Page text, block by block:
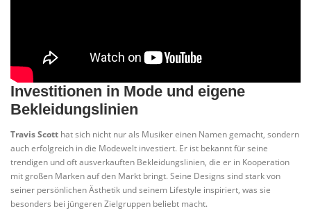
Investitionen in Mode und eigene
Bekleidungslinien
Travis Scott hat sich nicht nur als Musiker einen Namen gemacht, sondern
auch erfolgreich in die Modewelt investiert. Er ist bekannt für seine
trendigen und oft ausverkauften Bekleidungslinien, die er in Kooperation
mit großen Marken auf den Markt bringt. Seine Designs sind stark von
seiner persönlichen Ästhetik und seinem Lifestyle inspiriert, was sie
besonders bei jüngeren Zielgruppen beliebt macht.